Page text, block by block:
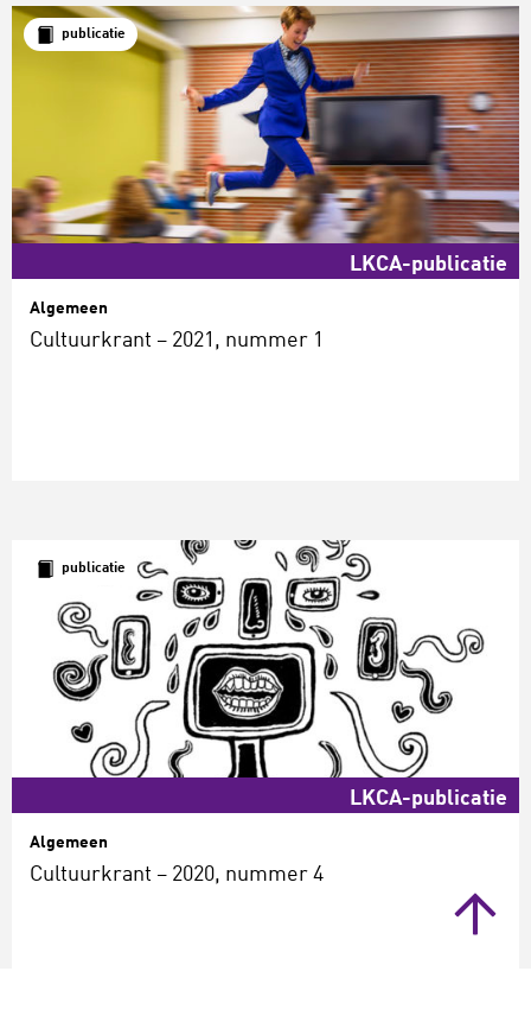
publicatie
LKCA-publicatie
Algemeen
Cultuurkrant – 2021, nummer 1
publicatie
LKCA-publicatie
Algemeen
Cultuurkrant – 2020, nummer 4